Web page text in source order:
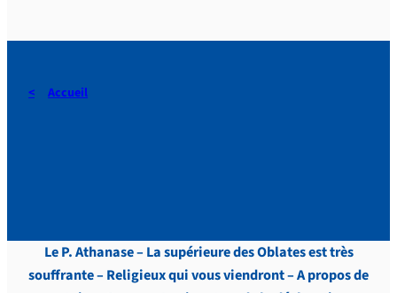
Accueil
Le P. Athanase – La supérieure des Oblates est très
souffrante – Religieux qui vous viendront – A propos de